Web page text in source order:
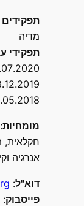
מדיה
תפקידי
מומחיות
אנרגיה
דוא"ל:
פייסבוק: